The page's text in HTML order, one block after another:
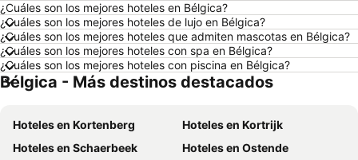
Hoteles en Ciudad de México
Hoteles en Pereira
Hoteles en Orlando
Hoteles en Villavicencio
Hoteles en Río de Janeiro
Hoteles en Girardot
Hoteles en Curazao
Hoteles en San Andrés, Providencia and Santa Catalina
Hoteles en Colombia
Hoteles en Isla Margarita
Hoteles en Riviera Maya
Hoteles en Risaralda
¿Cuáles son los mejores hoteles en Bélgica?
¿Cuáles son los mejores hoteles de lujo en Bélgica?
¿Cuáles son los mejores hoteles que admiten mascotas en Bélgica?
¿Cuáles son los mejores hoteles con spa en Bélgica?
¿Cuáles son los mejores hoteles con piscina en Bélgica?
Bélgica - Más destinos destacados
Hoteles en Kortenberg
Hoteles en Kortrijk
Hoteles en Schaerbeek
Hoteles en Ostende